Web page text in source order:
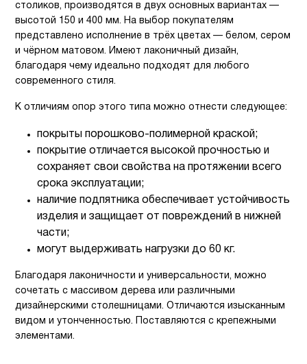
столиков, производятся в двух основных вариантах —
высотой 150 и 400 мм. На выбор покупателям
представлено исполнение в трёх цветах — белом, сером
и чёрном матовом. Имеют лаконичный дизайн,
благодаря чему идеально подходят для любого
современного стиля.
К отличиям опор этого типа можно отнести следующее:
покрыты порошково-полимерной краской;
покрытие отличается высокой прочностью и
сохраняет свои свойства на протяжении всего
срока эксплуатации;
наличие подпятника обеспечивает устойчивость
изделия и защищает от повреждений в нижней
части;
могут выдерживать нагрузки до 60 кг.
Благодаря лаконичности и универсальности, можно
сочетать с массивом дерева или различными
дизайнерскими столешницами. Отличаются изысканным
видом и утонченностью. Поставляются с крепежными
элементами.